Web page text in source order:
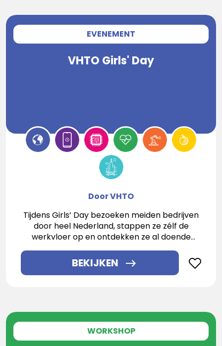
EVENEMENT
VHTO Girls' Day
Door VHTO
Tijdens Girls’ Day bezoeken meiden bedrijven
door heel Nederland, stappen ze zélf de
werkvloer op en ontdekken ze al doende
welke toffe carrièrekansen in techniek en IT
biedt!
BEKIJKEN
WORKSHOP